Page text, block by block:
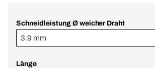
Schneidleistung Ø weicher Draht
3.9 mm
Länge